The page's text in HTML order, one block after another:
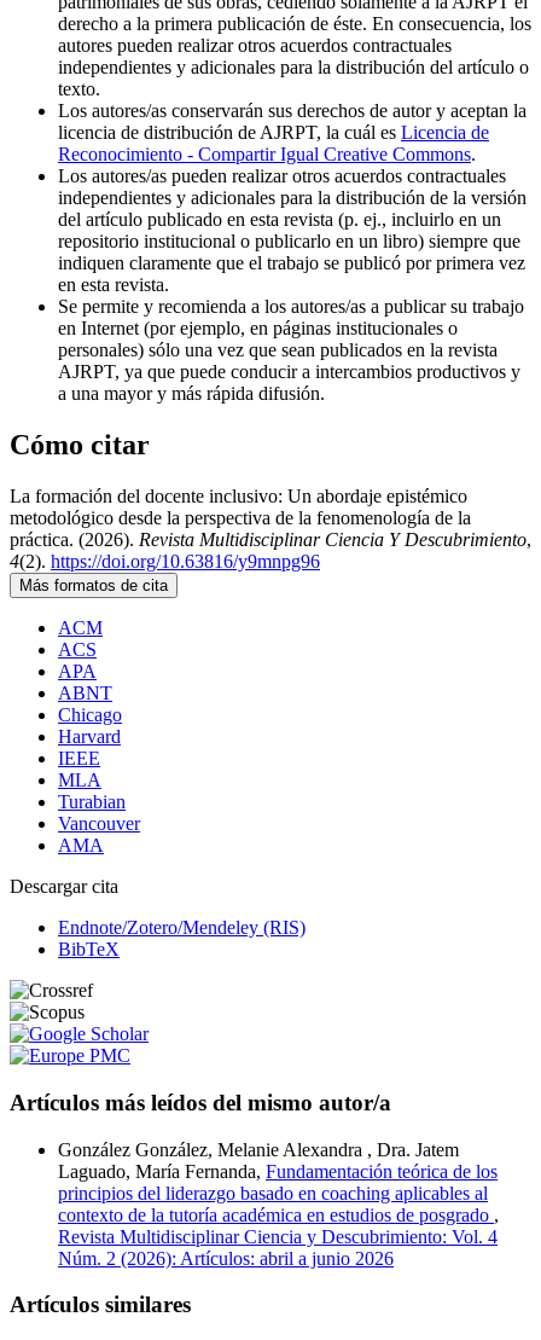
derecho a la primera publicación de éste. En consecuencia, los
autores pueden realizar otros acuerdos contractuales
independientes y adicionales para la distribución del artículo o
texto.
Los autores/as conservarán sus derechos de autor y aceptan la
licencia de distribución de AJRPT, la cuál es Licencia de
Reconocimiento - Compartir Igual Creative Commons.
Los autores/as pueden realizar otros acuerdos contractuales
independientes y adicionales para la distribución de la versión
del artículo publicado en esta revista (p. ej., incluirlo en un
repositorio institucional o publicarlo en un libro) siempre que
indiquen claramente que el trabajo se publicó por primera vez
en esta revista.
Se permite y recomienda a los autores/as a publicar su trabajo
en Internet (por ejemplo, en páginas institucionales o
personales) sólo una vez que sean publicados en la revista
AJRPT, ya que puede conducir a intercambios productivos y
a una mayor y más rápida difusión.
Cómo citar
La formación del docente inclusivo: Un abordaje epistémico
metodológico desde la perspectiva de la fenomenología de la
práctica. (2026). Revista Multidisciplinar Ciencia Y Descubrimiento,
4(2). https://doi.org/10.63816/y9mnpg96
Más formatos de cita
ACM
ACS
APA
ABNT
Chicago
Harvard
IEEE
MLA
Turabian
Vancouver
AMA
Descargar cita
Endnote/Zotero/Mendeley (RIS)
BibTeX
Artículos más leídos del mismo autor/a
González González, Melanie Alexandra , Dra. Jatem
Laguado, María Fernanda, Fundamentación teórica de los
principios del liderazgo basado en coaching aplicables al
contexto de la tutoría académica en estudios de posgrado ,
Revista Multidisciplinar Ciencia y Descubrimiento: Vol. 4
Núm. 2 (2026): Artículos: abril a junio 2026
Artículos similares